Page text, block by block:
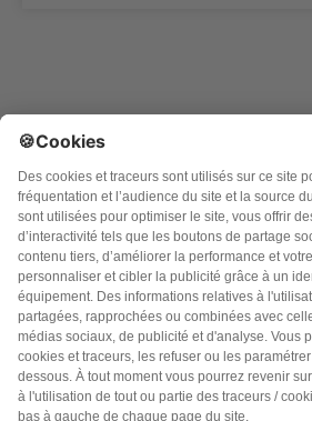
Argo Editions SA
3 rue du golf, Parc Innolin
33700 MERIGNAC CEDEX
Des questions ?
N’hésitez pas ànous contacter